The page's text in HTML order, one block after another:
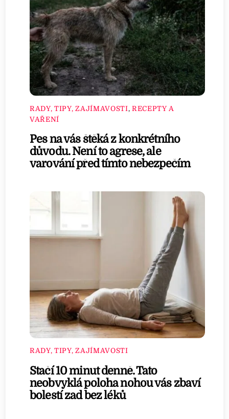
RADY, TIPY, ZAJÍMAVOSTI, RECEPTY A
VAŘENÍ
Pes na vás štěká z konkrétního
důvodu. Není to agrese, ale
varování před tímto nebezpečím
RADY, TIPY, ZAJÍMAVOSTI
Stačí 10 minut denně. Tato
neobvyklá poloha nohou vás zbaví
bolestí zad bez léků